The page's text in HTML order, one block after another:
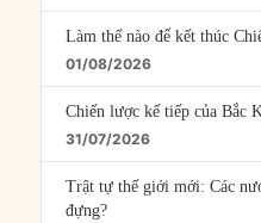
Làm thế nào để kết thúc
01/08/2026
Chiến lược kế tiếp của Bắc
31/07/2026
Trật tự thế giới mới: Các
đựng?